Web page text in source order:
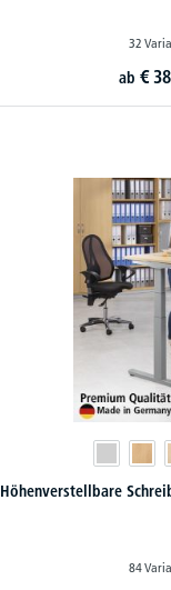
32
ab €
Höhenverstellbare
84